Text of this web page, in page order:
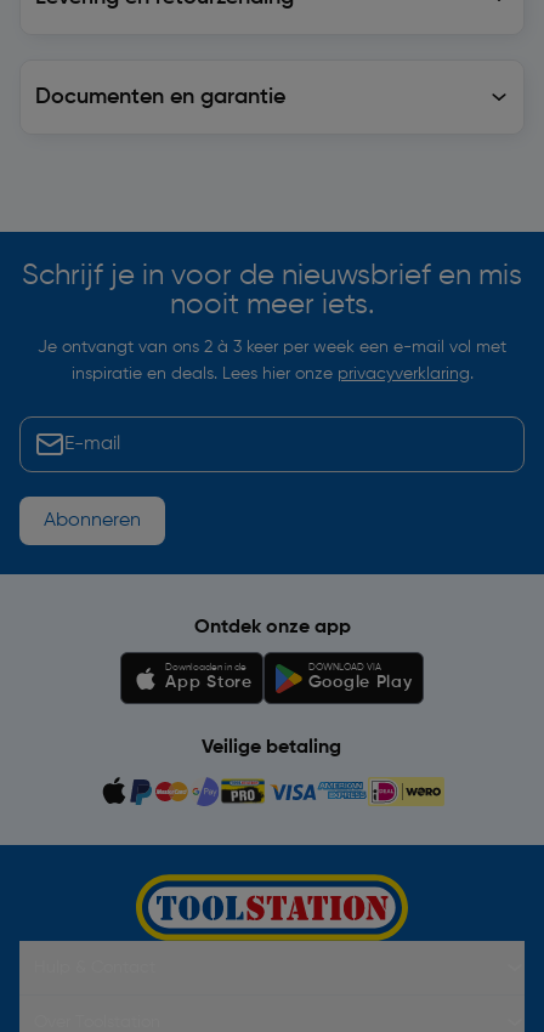
Documenten en garantie
Schrijf je in voor de nieuwsbrief en mis
nooit meer iets.
Je ontvangt van ons 2 à 3 keer per week een e-mail vol met
inspiratie en deals. Lees hier onze privacyverklaring.
Abonneren
Ontdek onze app
Downloaden in de
App Store
DOWNLOAD VIA
Google Play
Veilige betaling